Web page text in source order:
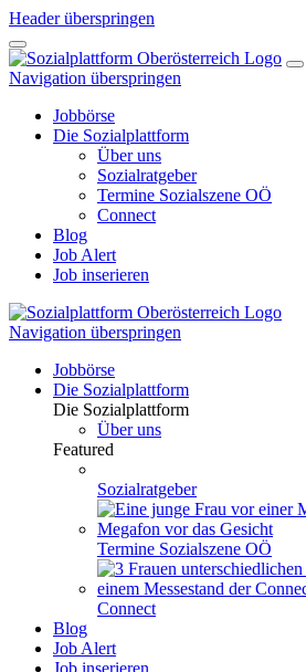
Header überspringen
Navigation überspringen
Jobbörse
Die Sozialplattform
Über uns
Sozialratgeber
Termine Sozialszene OÖ
Connect
Blog
Job Alert
Job inserieren
Navigation überspringen
Jobbörse
Die Sozialplattform
Die Sozialplattform
Über uns
Featured
Sozialratgeber
Termine Sozialszene OÖ
Connect
Blog
Job Alert
Job inserieren